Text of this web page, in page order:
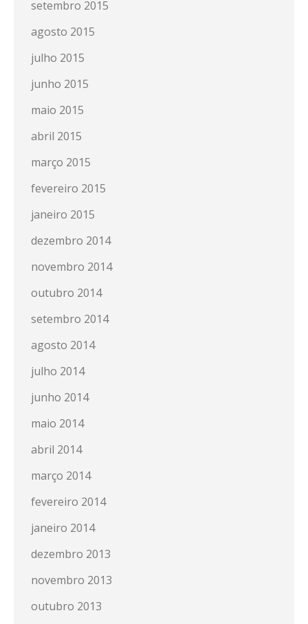
setembro 2015
agosto 2015
julho 2015
junho 2015
maio 2015
abril 2015
março 2015
fevereiro 2015
janeiro 2015
dezembro 2014
novembro 2014
outubro 2014
setembro 2014
agosto 2014
julho 2014
junho 2014
maio 2014
abril 2014
março 2014
fevereiro 2014
janeiro 2014
dezembro 2013
novembro 2013
outubro 2013